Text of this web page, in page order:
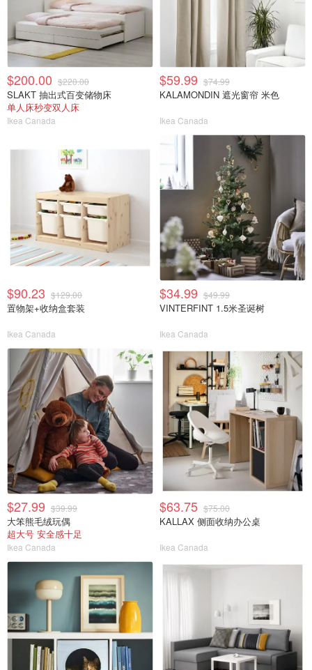
$200.00 $220.00
SLAKT 抽出式百变储物床
单人床秒变双人床
Ikea Canada
$59.99 $74.99
KALAMONDIN 遮光窗帘 米色
Ikea Canada
$90.23 $129.00
置物架+收纳盒套装
Ikea Canada
$34.99 $49.99
VINTERFINT 1.5米圣诞树
Ikea Canada
$27.99 $39.99
大笨熊毛绒玩偶
超大号 安全感十足
Ikea Canada
$63.75 $75.00
KALLAX 侧面收纳办公桌
Ikea Canada